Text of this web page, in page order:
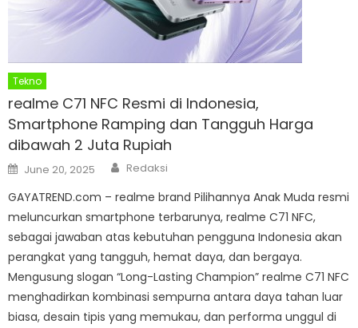
Tekno
realme C71 NFC Resmi di Indonesia,
Smartphone Ramping dan Tangguh Harga
dibawah 2 Juta Rupiah
Posted
on
June 20, 2025 Author
Redaksi
GAYATREND.com – realme brand Pilihannya Anak Muda resmi
meluncurkan smartphone terbarunya, realme C71 NFC,
sebagai jawaban atas kebutuhan pengguna Indonesia akan
perangkat yang tangguh, hemat daya, dan bergaya.
Mengusung slogan “Long-Lasting Champion” realme C71 NFC
menghadirkan kombinasi sempurna antara daya tahan luar
biasa, desain tipis yang memukau, dan performa unggul di